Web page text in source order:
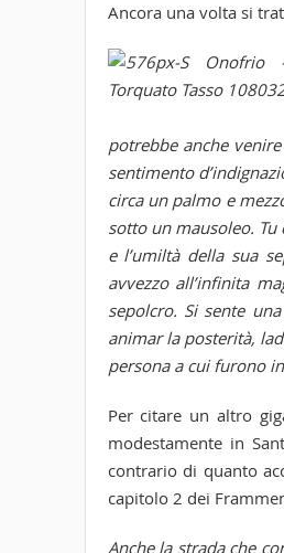
Ancora una volta si
potrebbe anche
sentimento
circa un palmo e
sotto un mausoleo.
e l’umiltà della sua
avvezzo all’infinita
sepolcro. Si sente
animar la posterità,
persona a cui furono
Per citare un altro
modestamente in
contrario di quanto
capitolo 2 dei
Anche la strada che